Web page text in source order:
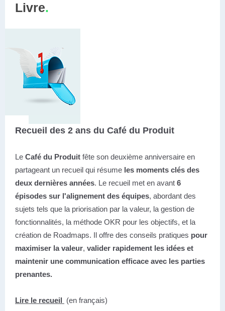
Livre.
Recueil des 2 ans du Café du Produit
Le Café du Produit fête son deuxième anniversaire en
partageant un recueil qui résume les moments clés des
deux dernières années. Le recueil met en avant 6
épisodes sur l'alignement des équipes, abordant des
sujets tels que la priorisation par la valeur, la gestion de
fonctionnalités, la méthode OKR pour les objectifs, et la
création de Roadmaps. Il offre des conseils pratiques pour
maximiser la valeur, valider rapidement les idées et
maintenir une communication efficace avec les parties
prenantes.
Lire le recueil (en français)